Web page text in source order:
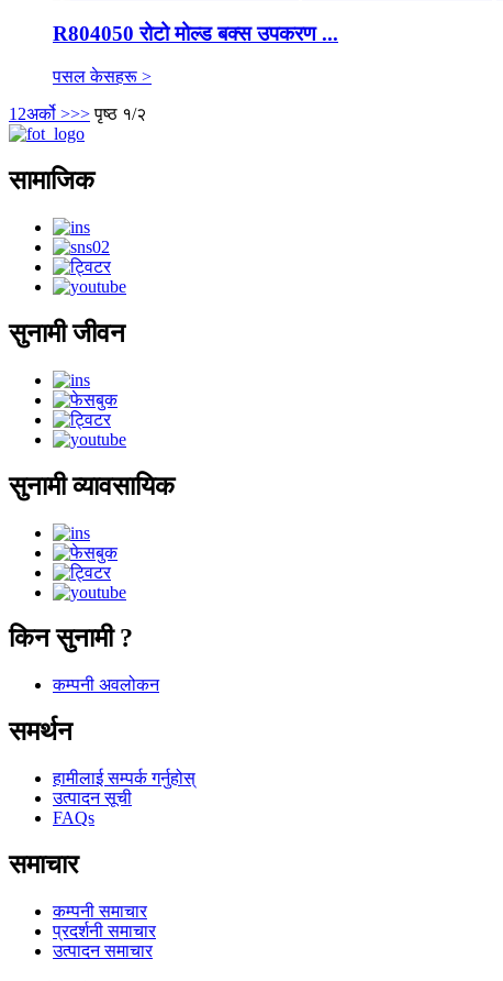
R804050 रोटो मोल्ड बक्स उपकरण ...
पसल केसहरू >
1 2अर्को >>> पृष्ठ १/२
सामाजिक
सुनामी जीवन
सुनामी व्यावसायिक
किन सुनामी ?
कम्पनी अवलोकन
समर्थन
हामीलाई सम्पर्क गर्नुहोस्
उत्पादन सूची
FAQs
समाचार
कम्पनी समाचार
प्रदर्शनी समाचार
उत्पादन समाचार